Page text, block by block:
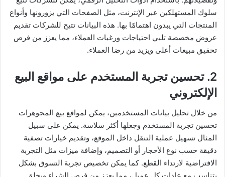
سلوك المستهلكين عبر الإنترنت، مثل الصفحات التي يزورونها وأنواع
المنتجات التي يبدون اهتمامًا بها. هذه البيانات تتيح للشركات تقديم
عروض مخصصة تلبي احتياجات ورغبات العملاء، مما يعزز من فرص
تحقيق مبيعات أعلى ويزيد من رضا العملاء.
2. تحسين تجربة المستخدم على مواقع البيع
الإلكتروني
من خلال تحليل بيانات المستخدمين، يمكن لمواقع بيع المجوهرات
تحسين تجربة المستخدم وجعلها أكثر سلاسة. يمكن على سبيل
المثال تسهيل عملية التنقل داخل الموقع، وتقديم خيارات تصفية
دقيقة حسب نوع الأحجار أو التصميم، وإضافة ميزات مثل التجربة
الافتراضية لارتداء القطع. كما يمكن تخصيص تجربة التسوق بشكل